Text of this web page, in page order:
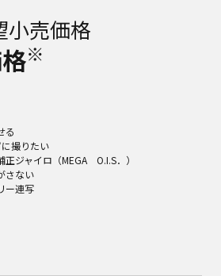
小売価格
※
る
撮りたい
ジャイロ（MEGA O.I.S．）
さない
ー連写